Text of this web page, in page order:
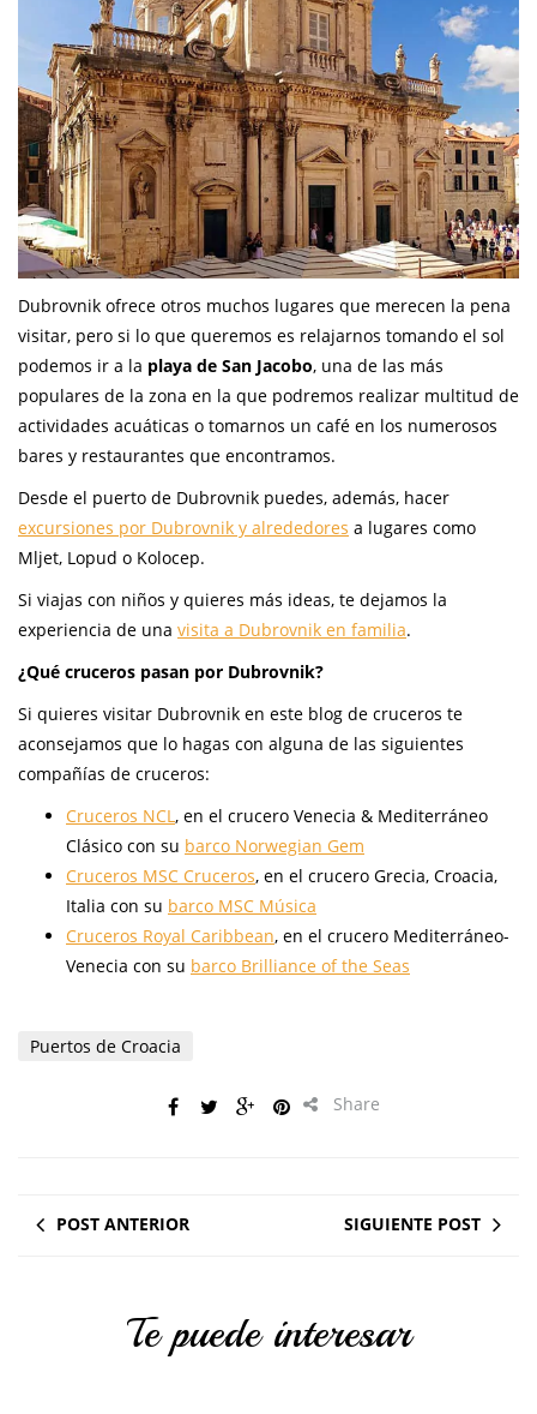
Dubrovnik ofrece otros muchos lugares que merecen la pena
visitar, pero si lo que queremos es relajarnos tomando el sol
podemos ir a la playa de San Jacobo, una de las más
populares de la zona en la que podremos realizar multitud de
actividades acuáticas o tomarnos un café en los numerosos
bares y restaurantes que encontramos.
Desde el puerto de Dubrovnik puedes, además, hacer
excursiones por Dubrovnik y alrededores a lugares como
Mljet, Lopud o Kolocep.
Si viajas con niños y quieres más ideas, te dejamos la
experiencia de una visita a Dubrovnik en familia.
¿Qué cruceros pasan por Dubrovnik?
Si quieres visitar Dubrovnik en este blog de cruceros te
aconsejamos que lo hagas con alguna de las siguientes
compañías de cruceros:
Cruceros NCL, en el crucero Venecia & Mediterráneo
Clásico con su barco Norwegian Gem
Cruceros MSC Cruceros, en el crucero Grecia, Croacia,
Italia con su barco MSC Música
Cruceros Royal Caribbean, en el crucero Mediterráneo-
Venecia con su barco Brilliance of the Seas
Puertos de Croacia
Share
POST ANTERIOR SIGUIENTE POST
Te puede interesar